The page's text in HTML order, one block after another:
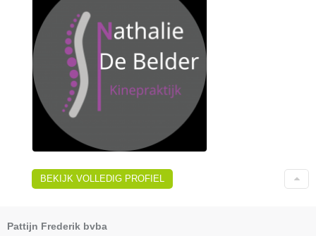
BEKIJK VOLLEDIG PROFIEL
Pattijn Frederik bvba